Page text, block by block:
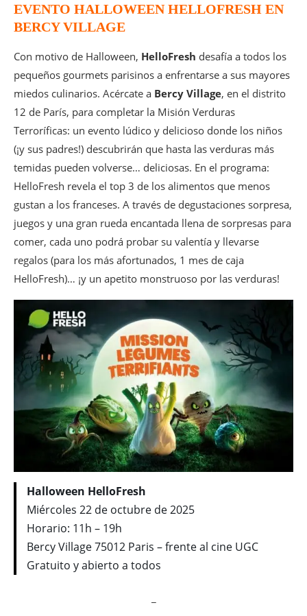
EVENTO HALLOWEEN HELLOFRESH EN
BERCY VILLAGE
Con motivo de Halloween, HelloFresh desafía a todos los
pequeños gourmets parisinos a enfrentarse a sus mayores
miedos culinarios. Acércate a Bercy Village, en el distrito
12 de París, para completar la Misión Verduras
Terroríficas: un evento lúdico y delicioso donde los niños
(¡y sus padres!) descubrirán que hasta las verduras más
temidas pueden volverse… deliciosas. En el programa:
HelloFresh revela el top 3 de los alimentos que menos
gustan a los franceses. A través de degustaciones sorpresa,
juegos y una gran rueda encantada llena de sorpresas para
comer, cada uno podrá probar su valentía y llevarse
regalos (para los más afortunados, 1 mes de caja
HelloFresh)… ¡y un apetito monstruoso por las verduras!
Halloween HelloFresh
Miércoles 22 de octubre de 2025
Horario: 11h – 19h
Bercy Village 75012 Paris – frente al cine UGC
Gratuito y abierto a todos